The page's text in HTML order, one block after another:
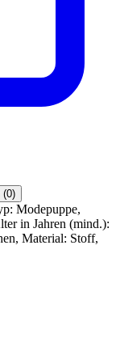
(0)
Modepuppe,
in Jahren (mind.):
Material: Stoff,